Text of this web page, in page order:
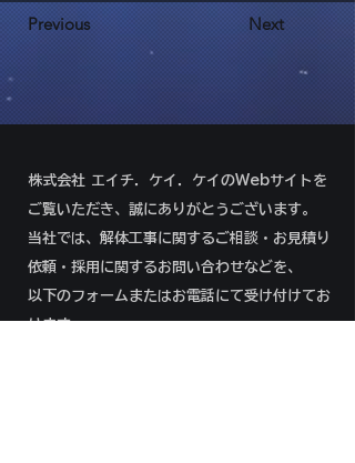
Previous Next
株式会社 エイチ．ケイ．ケイのWebサイトを
ご覧いただき、誠にありがとうございます。
当社では、解体工事に関するご相談・お見積り
依頼・採用に関するお問い合わせなどを、
以下のフォームまたはお電話にて受け付けてお
ります。